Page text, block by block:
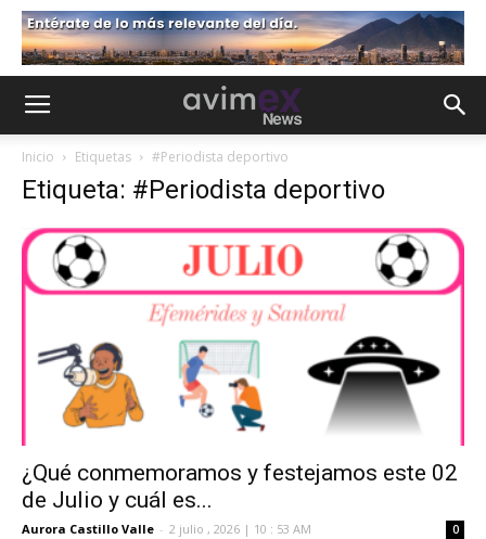
Inicio Etiquetas #Periodista deportivo
Etiqueta: #Periodista deportivo
¿Qué conmemoramos y festejamos este 02
de Julio y cuál es...
Aurora Castillo Valle - 2 julio , 2026 | 10 : 53 AM 0